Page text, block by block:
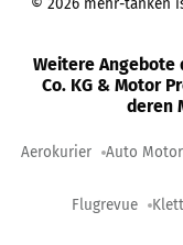
Weitere Angebote
Co. KG & Motor
deren
Aerokurier Auto
Flugrevue